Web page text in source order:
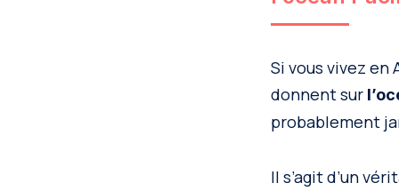
Si vous vivez en
donnent sur
probablement
Il s’agit d’un